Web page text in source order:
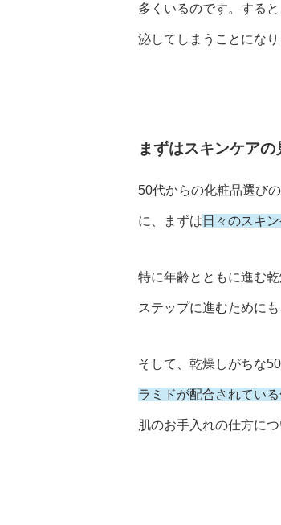
多くいるのです。する
泌してしまうことになり
まずはスキンケア
50代からの化粧品選び
に、まずは 日々のスキ
特に年齢とともに進む
ステップに進むために
そして、乾燥しがちな
ラミドが配合されてい
肌のお手入れの仕方に